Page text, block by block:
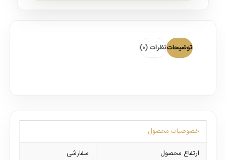
توضیحاتنظرات (0)
خصوصیات محصول
ارتفاع محصول
سفارشی